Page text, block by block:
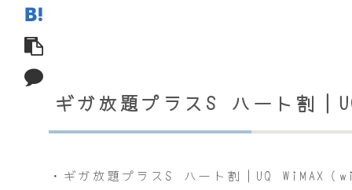
ギガ放題プラスS ハート割
・ギガ放題プラスS ハート割｜UQ WiMAX